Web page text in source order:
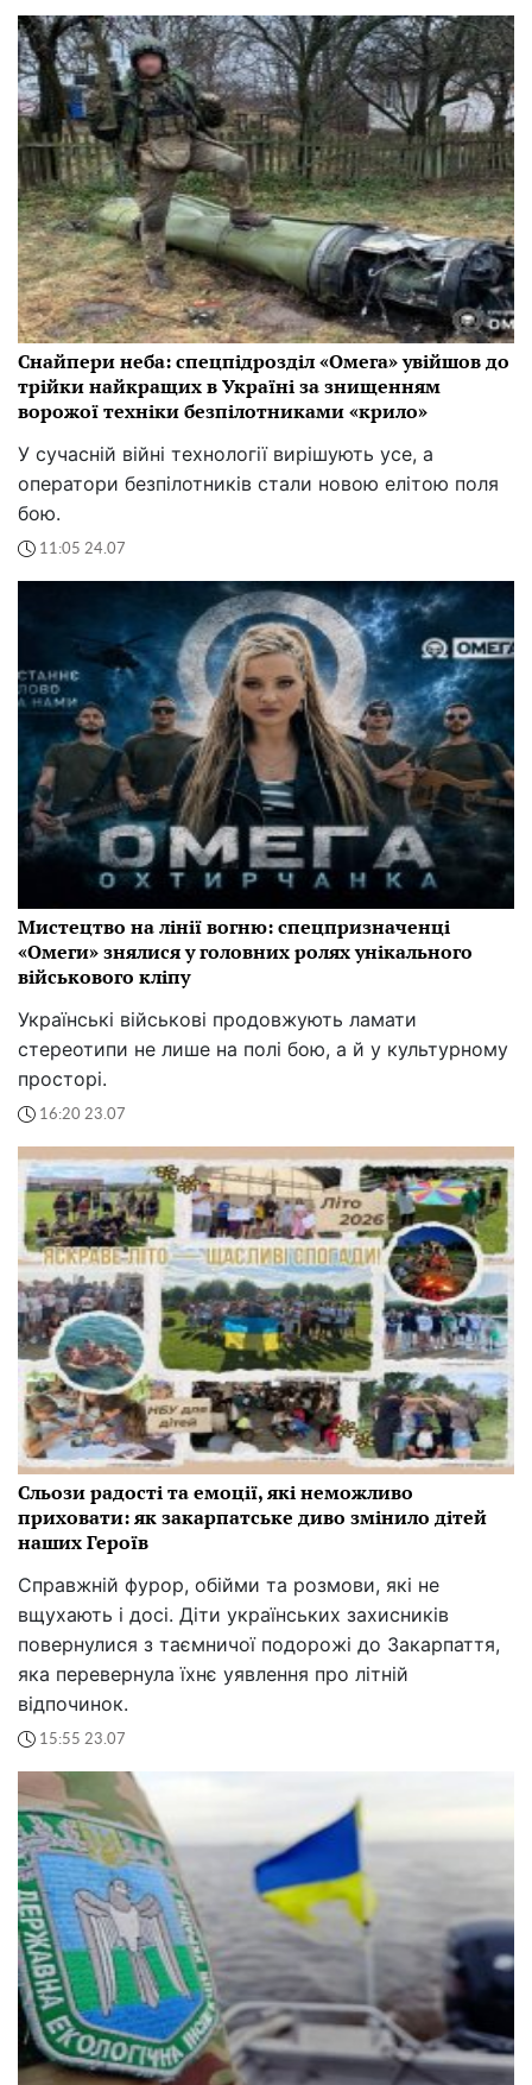
Снайпери неба: спецпідрозділ «Омега» увійшов до
трійки найкращих в Україні за знищенням
ворожої техніки безпілотниками «крило»
У сучасній війні технології вирішують усе, а
оператори безпілотників стали новою елітою поля
бою.
11:05 24.07
Мистецтво на лінії вогню: спецпризначенці
«Омеги» знялися у головних ролях унікального
військового кліпу
Українські військові продовжують ламати
стереотипи не лише на полі бою, а й у культурному
просторі.
16:20 23.07
Сльози радості та емоції, які неможливо
приховати: як закарпатське диво змінило дітей
наших Героїв
Справжній фурор, обійми та розмови, які не
вщухають і досі. Діти українських захисників
повернулися з таємничої подорожі до Закарпаття,
яка перевернула їхнє уявлення про літній
відпочинок.
15:55 23.07